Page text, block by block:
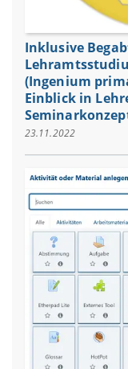
Inklusive
(Ingenium
Einblick in
23.11.2022